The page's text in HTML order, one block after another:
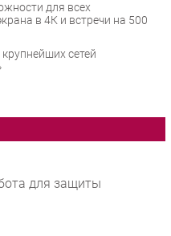
для всех
в 4К и встречи на 500
сетей
для защиты